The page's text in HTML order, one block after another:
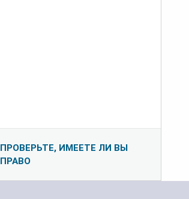
ПРОВЕРЬТЕ, ИМЕЕТЕ ЛИ ВЫ
ПРАВО